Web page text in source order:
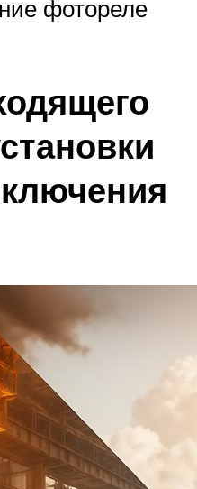
фотореле